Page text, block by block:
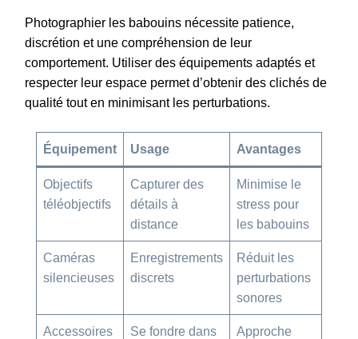
Photographier les babouins nécessite patience,
discrétion et une compréhension de leur
comportement. Utiliser des équipements adaptés et
respecter leur espace permet d’obtenir des clichés de
qualité tout en minimisant les perturbations.
Équipement Usage Avantages
Objectifs
téléobjectifs
Capturer des
détails à
distance
Minimise le
stress pour
les babouins
Caméras
silencieuses
Enregistrements
discrets
Réduit les
perturbations
sonores
Accessoires
Se fondre dans
Approche